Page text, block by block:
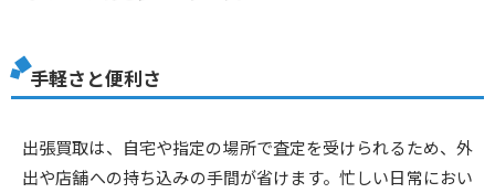
手軽さと便利さ
出張買取は、自宅や指定の場所で査定を受けられるため、外
出や店舗への持ち込みの手間が省けます。忙しい日常におい